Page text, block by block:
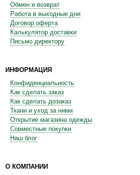
Обмен и возврат
Работа в выходные дни
Договор оферта
Калькулятор доставки
Письмо директору
ИНФОРМАЦИЯ
Конфиденциальность
Как сделать заказ
Как сделать дозаказ
Ткани и уход за ними
Открытие магазина одежды
Совместные покупки
Наш блог
О КОМПАНИИ